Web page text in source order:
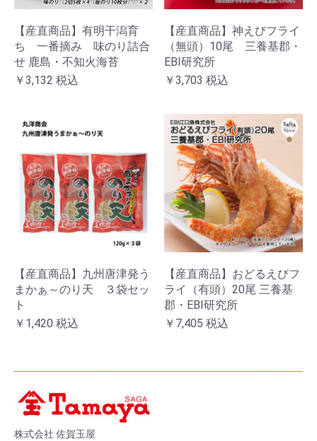
【産直商品】有明干潟育
ち 一番摘み 味のり詰合
せ 鹿島・不知火海苔
￥3,132 税込
【産直商品】神えびフライ
（無頭）10尾 三養基郡・
EBI研究所
￥3,703 税込
【産直商品】九州唐津発う
まかぁ～のり天 ３袋セッ
ト
￥1,420 税込
【産直商品】おどるえびフ
ライ（有頭）20尾 三養基
郡・EBI研究所
￥7,405 税込
株式会社 佐賀玉屋